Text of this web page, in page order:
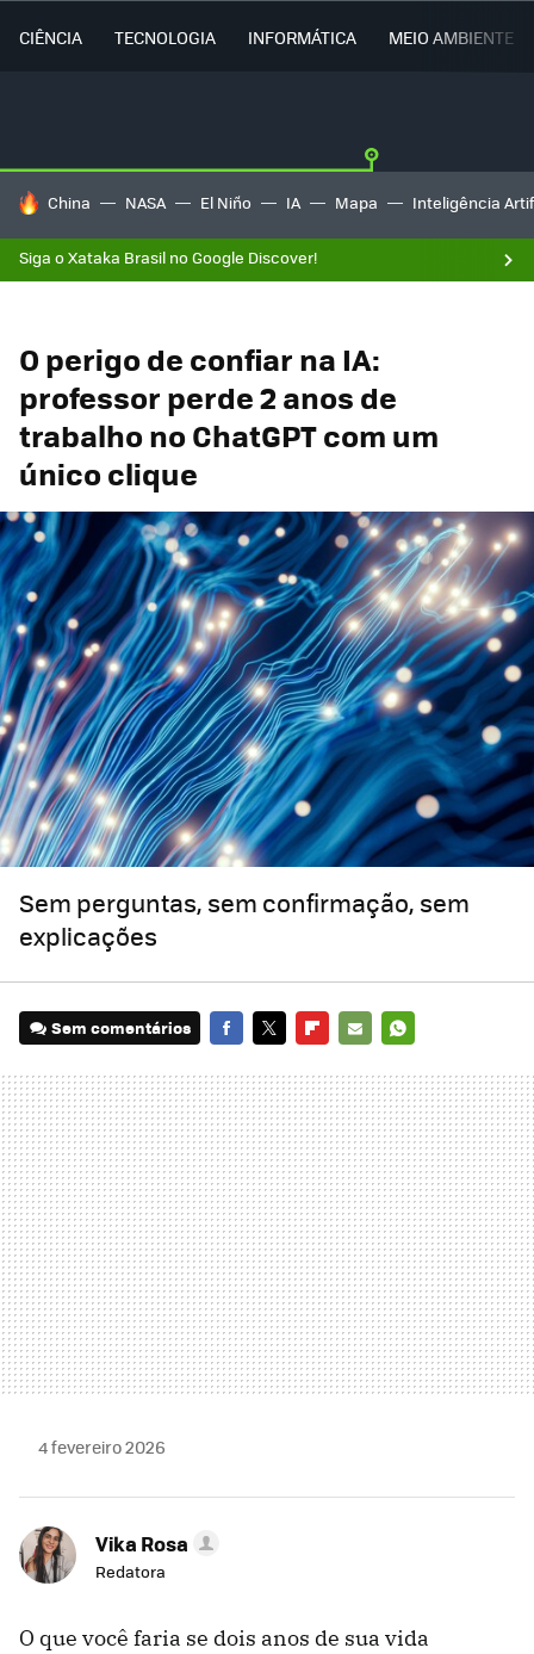
CIÊNCIA TECNOLOGIA INFORMÁTICA MEIO AMBIENTE
TENDÊNCIAS DO DIA
China NASA El Niño IA Mapa Inteligência
Siga o Xataka Brasil no Google Discover!
O perigo de confiar na IA:
professor perde 2 anos de
trabalho no ChatGPT com um
único clique
Sem perguntas, sem confirmação, sem
explicações
Sem comentários
MAIL
4 fevereiro 2026
Vika Rosa
Redatora
O que você faria se dois anos de sua vida